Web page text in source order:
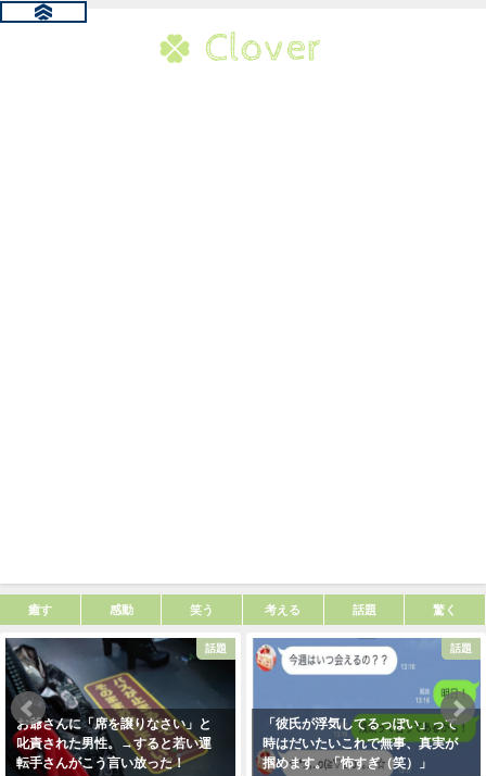
癒す 感動 笑う 考える 話題 驚く
話題
お爺さんに「席を譲りなさい」と
叱責された男性。→すると若い運
転手さんがこう言い放った！
話題
「彼氏が浮気してるっぽい」って
時はだいたいこれで無事、真実が
掴めます。「怖すぎ（笑）」